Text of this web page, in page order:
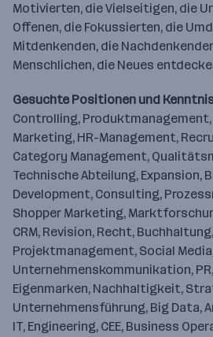
Motivierten, die Vielseitigen, die
Offenen, die Fokussierten, die
Mitdenkenden, die
Menschlichen, die Neues
Gesuchte Positionen und
Controlling,
Marketing, HR-Management,
Category Management,
Technische Abteilung, Expansion,
Development, Consulting,
Shopper Marketing,
CRM, Revision, Recht, Buchhaltung,
Projektmanagement, Social
Unternehmenskommunikation,
Eigenmarken, Nachhaltigkeit,
Unternehmensführung, Big Data,
IT, Engineering, CEE, Business